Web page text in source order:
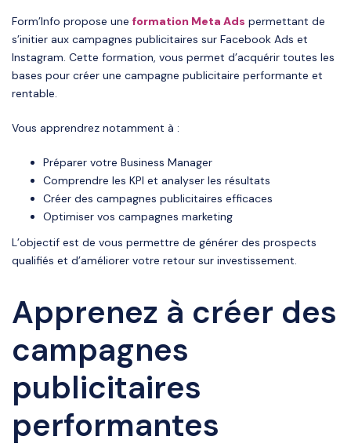
Form’Info propose une formation Meta Ads permettant de
s’initier aux campagnes publicitaires sur Facebook Ads et
Instagram. Cette formation, vous permet d’acquérir toutes les
bases pour créer une campagne publicitaire performante et
rentable.
Vous apprendrez notamment à :
Préparer votre Business Manager
Comprendre les KPI et analyser les résultats
Créer des campagnes publicitaires efficaces
Optimiser vos campagnes marketing
L’objectif est de vous permettre de générer des prospects
qualifiés et d’améliorer votre retour sur investissement.
Apprenez à créer des
campagnes
publicitaires
performantes